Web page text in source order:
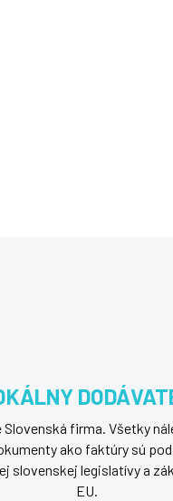
Slovenská firma. Všetky
ako faktúry sú
slovenskej legislatívy a
EU.